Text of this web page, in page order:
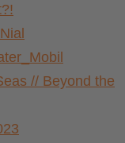
// Beyond the